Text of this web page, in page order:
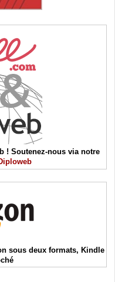
! Soutenez-nous via notre
sous deux formats, Kindle